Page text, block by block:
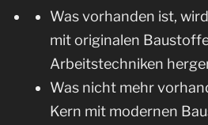
Was vorhanden ist,
mit originalen
Arbeitstechniken
Was nicht mehr
Kern mit modernen